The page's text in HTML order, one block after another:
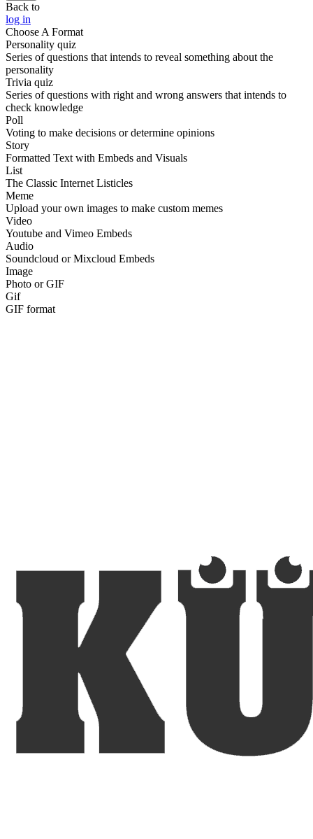
Back to
log in
Choose A Format
Personality quiz
Series of questions that intends to reveal something about the
personality
Trivia quiz
Series of questions with right and wrong answers that intends to
check knowledge
Poll
Voting to make decisions or determine opinions
Story
Formatted Text with Embeds and Visuals
List
The Classic Internet Listicles
Meme
Upload your own images to make custom memes
Video
Youtube and Vimeo Embeds
Audio
Soundcloud or Mixcloud Embeds
Image
Photo or GIF
Gif
GIF format